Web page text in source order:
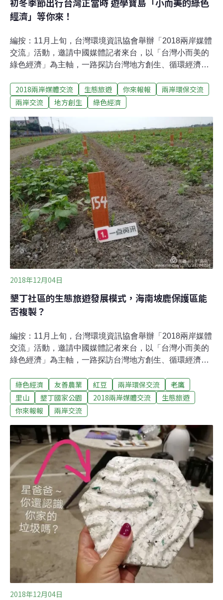
經濟」等你來！
編按：11月上旬，台灣環境資訊協會舉辦「2018兩岸媒體
交流」活動，邀請中國媒體記者來台，以「台灣小而美的
綠色經濟」為主軸，一路探訪台灣地方創生、循環經濟及
邀請中國媒體記者，以中國、媒體人的視角，來看台灣小
而美的綠色經濟案例，對照兩岸能源、減廢、在地發展的
環境媒體交流」活動，邀請中國大陸媒體、自媒體資深記
者和主筆，圍繞「台灣小而美的綠色經濟」的主題，一路
沿著屏東-高雄—南投—新北—台北行進，在氣候溫美的初
冬季節，研學和探索寶島「生態旅遊、在地創生、綠能經
濟」等領域發展之經驗，現在，就跟著記者記錄的精彩看
點，領略台灣山海之美的同時，一起來遊學吧。生態旅
遊：從屏東墾丁社頂部落、老鷹紅豆到南投埔里籃城書
房、榖笠合作社生態旅遊指結合在地生態與旅遊資源的複
合型旅遊活動，其原則包括創造在地經濟收入，推
2018兩岸媒體交流 生態旅遊 你來報報
兩岸環保交流
兩岸交流
地方創生 綠色經濟
2018年12月04日
墾丁社區的生態旅遊發展模式，海南坡鹿保護區能
否複製？
編按：11月上旬，台灣環境資訊協會舉辦「2018兩岸媒體
交流」活動，邀請中國媒體記者來台，以「台灣小而美的
綠色經濟」為主軸，一路探訪台灣地方創生、循環經濟及
邀請中國媒體記者，以中國、媒體人的視角，來看台灣小
而美的綠色經濟案例，對照兩岸能源、減廢、在地發展的
異同。綠色經濟，鳥獸為證（1）飛機降落高雄機場，在
和海南相似的潮暖海風中開始這一次的台灣訪學。這一次
由台灣環境資訊協會舉辦的「兩岸環境媒體交流」為期七
天，主題是「台灣小而美的綠色經濟」。我作為海南代
表，將持續寫下途中見聞。每篇文章都分為三個部分：行
程流水帳+訪談及評論+反思海南。第一站：探訪墾丁社區
的生態旅遊【行程流水帳】今天（20181105）一大早就直
奔墾丁，這座遠遠伸進太平洋的恆春半島，有和台灣中北
部迥乎不同的風景風俗，至少氣候格外溫暖，天空格外湛
藍，連雲層都格外的低，似乎友好地想與
綠色經濟 友善農業 紅豆 兩岸環保交流
老鷹
里山
墾丁國家公園 2018兩岸媒體交流
生態旅遊
你來報報
兩岸交流
2018年12月04日